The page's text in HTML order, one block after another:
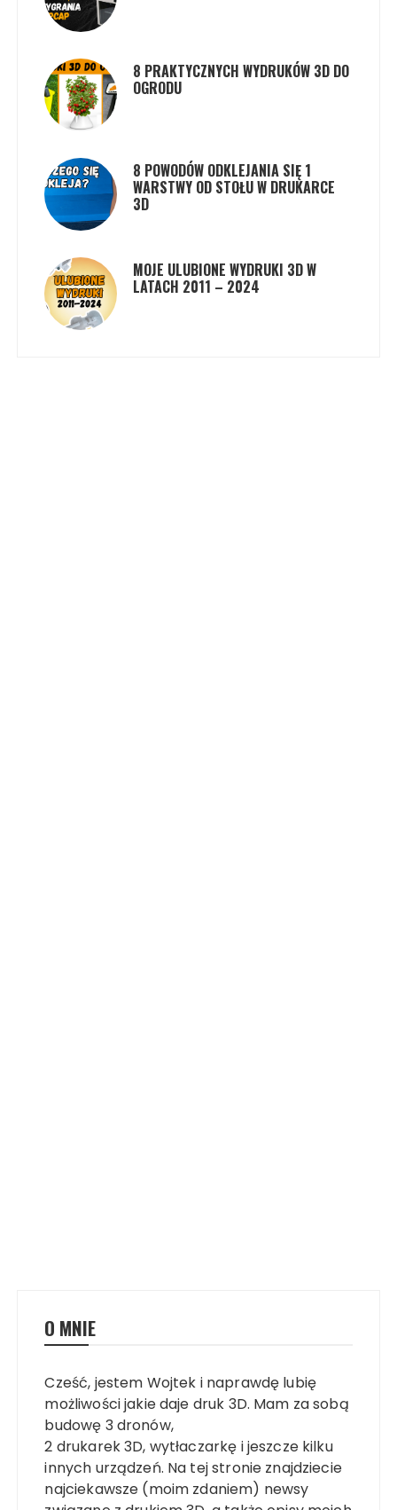
8 PRAKTYCZNYCH WYDRUKÓW 3D DO
OGRODU
8 POWODÓW ODKLEJANIA SIĘ 1
WARSTWY OD STOŁU W DRUKARCE
3D
MOJE ULUBIONE WYDRUKI 3D W
LATACH 2011 – 2024
O MNIE
Cześć, jestem Wojtek i naprawdę lubię
możliwości jakie daje druk 3D. Mam za sobą
budowę 3 dronów,
2 drukarek 3D, wytłaczarkę i jeszcze kilku
innych urządzeń. Na tej stronie znajdziecie
najciekawsze (moim zdaniem) newsy